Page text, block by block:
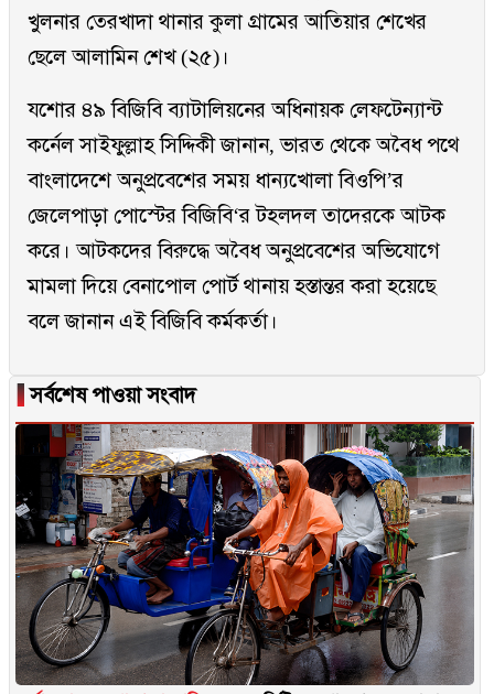
খুলনার তেরখাদা থানার কুলা গ্রামের আতিয়ার শেখের
ছেলে আলামিন শেখ (২৫)।
যশোর ৪৯ বি‌জি‌বি ব্যাটালিয়নের অধিনায়ক লেফটেন্যান্ট
কর্নেল সাইফুল্লাহ সিদ্দিকী জানান, ভারত থেকে অবৈধ পথে
বাংলাদেশে অনুপ্রবেশের সময় ধান্যখোলা বিওপি’র
জেলেপাড়া পোস্টের বিজিবি‘র টহলদল তাদেরকে আটক
করে। আটকদের বিরুদ্ধে অবৈধ অনুপ্রবেশের অভিযোগে
মামলা দিয়ে বেনাপোল পোর্ট থানায় হস্তান্তর করা হয়েছে
বলে জানান এই বিজিবি কর্মকর্তা।
▐সর্বশেষ পাওয়া সংবাদ